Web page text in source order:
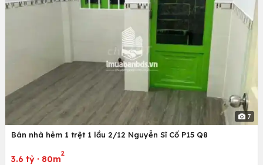
7
Bán nhà hẻm 1 trệt 1 lầu 2/12 Nguyễn Sĩ Cố P15 Q8
3.6 tỷ · 80m
2